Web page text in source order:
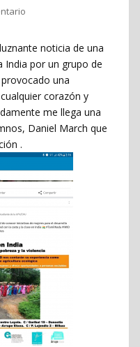
noticia de una
India por un grupo de
una
corazón y
me llega una
Daniel March que
.